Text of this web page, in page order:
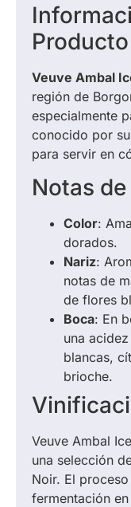
Producto
Veuve Ambal
región de
especialmente
conocido por
para servir en
Notas
Color:
dorados.
Nariz:
notas de
de flores
Boca: En
una
blancas,
brioche.
Veuve Ambal
una selección
Noir. El
fermentación